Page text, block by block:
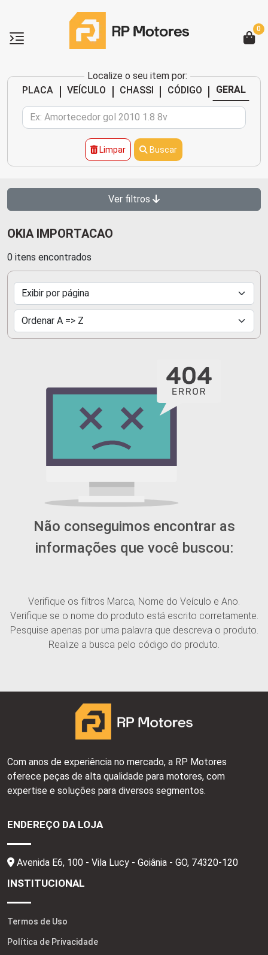
Localize o seu item por:
PLACA
| VEÍCULO | CHASSI | CÓDIGO | GERAL
Limpar Buscar
0
Ver filtros
OKIA IMPORTACAO
0 itens encontrados
Não conseguimos encontrar as
informações que você buscou:
Verifique os filtros Marca, Nome do Veículo e Ano.
Verifique se o nome do produto está escrito corretamente.
Pesquise apenas por uma palavra que descreva o produto.
Realize a busca pelo código do produto.
Com anos de experiência no mercado, a RP Motores
oferece peças de alta qualidade para motores, com
expertise e soluções para diversos segmentos.
ENDEREÇO DA LOJA
Avenida E6, 100 - Vila Lucy - Goiânia - GO, 74320-120
INSTITUCIONAL
Termos de Uso
Política de Privacidade